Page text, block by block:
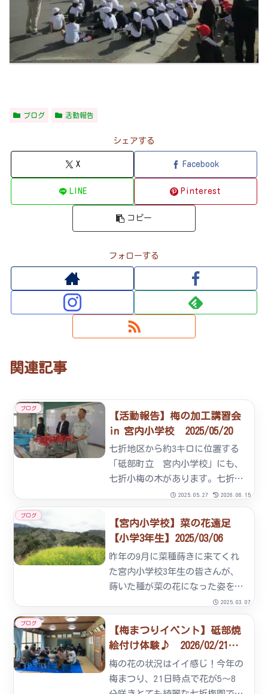
ブログ 活動報告
シェアする
X Facebook
LINE Pinterest
コピー
フォローする
関連記事
ブログ
【活動報告】梅の加工講習会
in 宮内小学校 2025/05/20
七折地区から約3キロに位置する
「砥部町立 宮内小学校」にも、
七折小梅の木があります。七折小
梅は町の花であり、その実は特産
品でもあります。児童にとって
は、地域を知る上でも、郷土への
愛着形成の意味でも切っても切れ
ない関係なのです。小学校にある
木...
2025.05.27 2026.06.15
ブログ
【宮内小学校】菜の花遠足
【小学3年生】2025/03/06
昨年の9月に菜種蒔きに来てくれ
た宮内小学校3年生の皆さんが、
蒔いた種が菜の花になった姿を見
に来てくれました。我々、中年を
越えた大人は昨日のことでも記憶
があやふやで半年前のことになる
と記憶の片隅からこぼれ落ちてし
まうのですがさすがは小学生。
「...
2025.03.07
ブログ
【梅まつりイベント】砥部焼
絵付け体験♪ 2026/02/21～
22
梅の花の状況はイイ感じ！今年の
梅まつり、21日時点で花が5～8